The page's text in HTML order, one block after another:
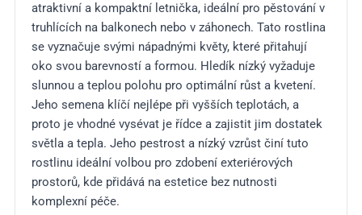
atraktivní a kompaktní letnička, ideální pro pěstování v
truhlících na balkonech nebo v záhonech. Tato rostlina
se vyznačuje svými nápadnými květy, které přitahují
oko svou barevností a formou. Hledík nízký vyžaduje
slunnou a teplou polohu pro optimální růst a kvetení.
Jeho semena klíčí nejlépe při vyšších teplotách, a
proto je vhodné vysévat je řídce a zajistit jim dostatek
světla a tepla. Jeho pestrost a nízký vzrůst činí tuto
rostlinu ideální volbou pro zdobení exteriérových
prostorů, kde přidává na estetice bez nutnosti
komplexní péč​e.